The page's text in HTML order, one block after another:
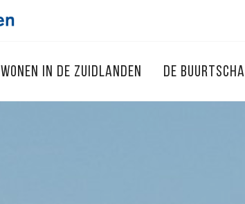
WONEN IN DE ZUIDLANDEN DE